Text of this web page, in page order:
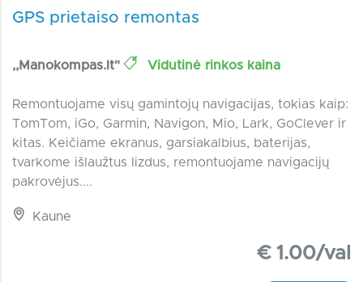
GPS prietaiso remontas
,,Manokompas.lt" Vidutinė rinkos kaina
Remontuojame visų gamintojų navigacijas, tokias kaip:
TomTom, iGo, Garmin, Navigon, Mio, Lark, GoClever ir
kitas. Keičiame ekranus, garsiakalbius, baterijas,
tvarkome išlaužtus lizdus, remontuojame navigacijų
pakrovėjus....
Kaune
€ 1.00/val